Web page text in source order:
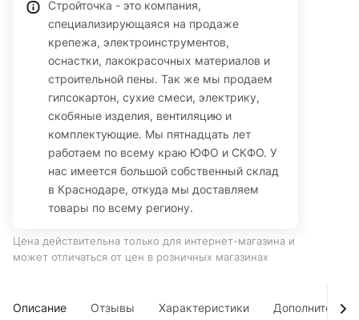
Стройточка - это компания,
специализирующаяся на продаже
крепежа, электроинструментов,
оснастки, лакокрасочных материалов и
строительной пены. Так же мы продаем
гипсокартон, сухие смеси, электрику,
скобяные изделия, вентиляцию и
комплектующие. Мы пятнадцать лет
работаем по всему краю ЮФО и СКФО. У
нас имеется большой собственный склад
в Краснодаре, откуда мы доставляем
товары по всему региону.
Цена действительна только для интернет-магазина и
может отличаться от цен в розничных магазинах
Описание Отзывы Характеристики Дополнительно